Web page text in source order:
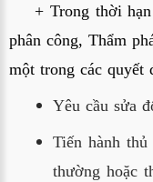
+ Trong thời
phân công, Thẩm
một trong các quyết
Yêu cầu sửa
Tiến hành
thường hoặc